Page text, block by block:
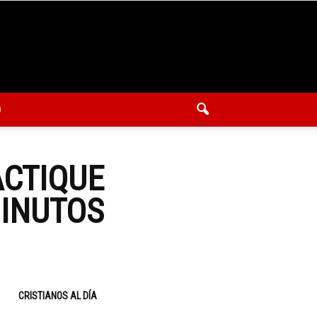
CRISTIANOS AL DÍA